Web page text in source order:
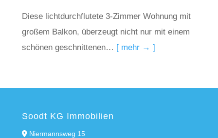
Diese lichtdurchflutete 3-Zimmer Wohnung mit
großem Balkon, überzeugt nicht nur mit einem
schönen geschnittenen… [ mehr → ]
Soodt KG Immobilien
Niermannsweg 15